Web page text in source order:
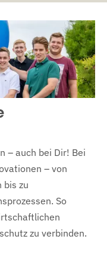
– auch bei Dir! Bei
– von
bis zu
So
zu verbinden.